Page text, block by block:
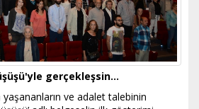
gerçekleşsin...
yaşananların ve adalet talebinin